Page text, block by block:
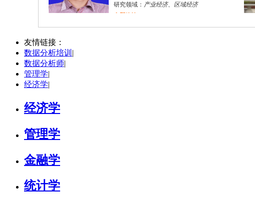
研究领域： 产业经济、区域经济
立即咨询
胡** 株洲市
友情链接：
数据分析培训 |
数据分析师|
管理学|
经济学|
经济学
管理学
金融学
统计学